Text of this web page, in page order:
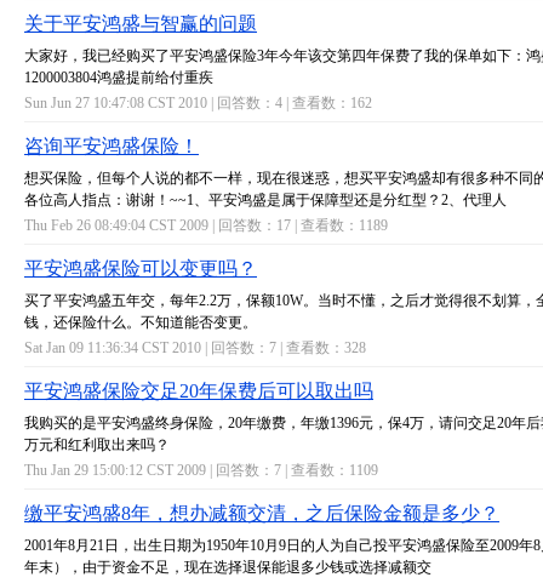
关于平安鸿盛与智赢的问题
大家好，我已经购买了平安鸿盛保险3年今年该交第四年保费了我的保单如下：
1200003804鸿盛提前给付重疾
Sun Jun 27 10:47:08 CST 2010 | 回答数： 4 | 查看数： 162
咨询平安鸿盛保险！
想买保险，但每个人说的都不一样，现在很迷惑，想买平安鸿盛却有很多种不同
各位高人指点：谢谢！~~1、平安鸿盛是属于保障型还是分红型？2、代理人
Thu Feb 26 08:49:04 CST 2009 | 回答数： 17 | 查看数： 1189
平安鸿盛保险可以变更吗？
买了平安鸿盛五年交，每年2.2万，保额10W。当时不懂，之后才觉得很不划算，
钱，还保险什么。不知道能否变更。
Sat Jan 09 11:36:34 CST 2010 | 回答数： 7 | 查看数： 328
平安鸿盛保险交足20年保费后可以取出吗
我购买的是平安鸿盛终身保险，20年缴费，年缴1396元，保4万，请问交足20年
万元和红利取出来吗？
Thu Jan 29 15:00:12 CST 2009 | 回答数： 7 | 查看数： 1109
缴平安鸿盛8年，想办减额交清，之后保险金额是多少？
2001年8月21日，出生日期为1950年10月9日的人为自己投平安鸿盛保险至2009年
年末），由于资金不足，现在选择退保能退多少钱或选择减额交